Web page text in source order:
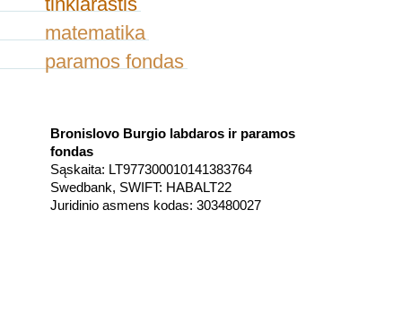
matematika
paramos fondas
Bronislovo Burgio labdaros ir paramos
fondas
Sąskaita: LT977300010141383764
Swedbank, SWIFT: HABALT22
Juridinio asmens kodas: 303480027